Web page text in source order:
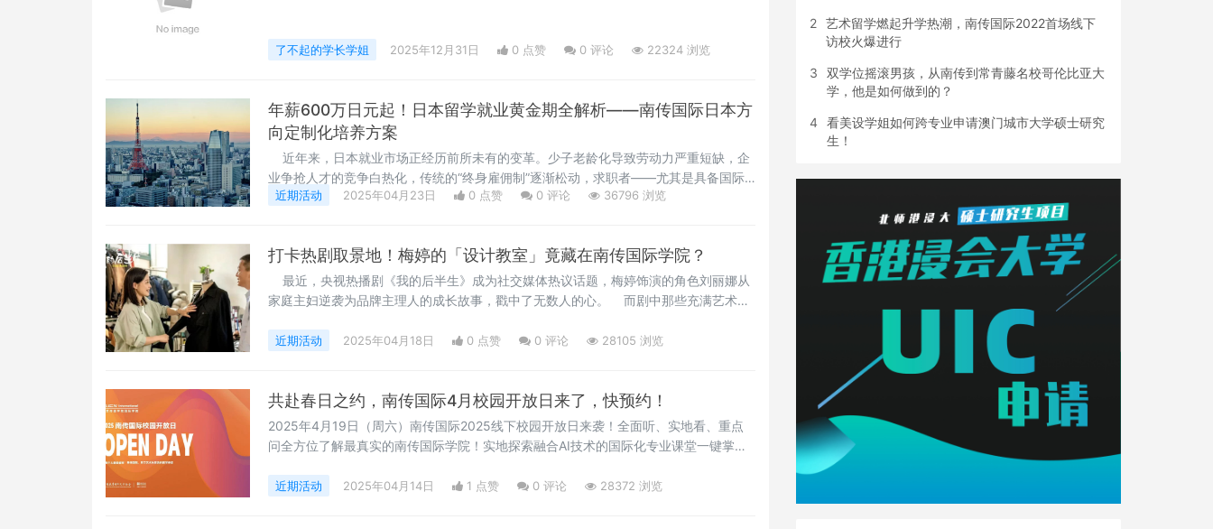
了不起的学长学姐 2025年12月31日 0 点赞 0 评论 22324 浏览
年薪600万日元起！日本留学就业黄金期全解析——南传国际日本方
向定制化培养方案
近年来，日本就业市场正经历前所未有的变革。少子老龄化导致劳动力严重短缺，企
业争抢人才的竞争白热化，传统的“终身雇佣制”逐渐松动，求职者——尤其是具备国际
化背景和专业技能的留学生——迎来了“反选时代”。在这样的背景下，如何高效规划职
近期活动 2025年04月23日 0 点赞 0 评论 36796 浏览
打卡热剧取景地！梅婷的「设计教室」竟藏在南传国际学院？
最近，央视热播剧《我的后半生》成为社交媒体热议话题，梅婷饰演的角色刘丽娜从
家庭主妇逆袭为品牌主理人的成长故事，戳中了无数人的心。 而剧中那些充满艺术氛
起打卡同款取景地，揭秘主角“逆袭课堂”背后的故事！打卡热剧同款！南传国际的设计
近期活动 2025年04月18日 0 点赞 0 评论 28105 浏览
共赴春日之约，南传国际4月校园开放日来了，快预约！
2025年4月19日（周六）南传国际2025线下校园开放日来袭！全面听、实地看、重点
问全方位了解最真实的南传国际学院！实地探索融合AI技术的国际化专业课堂一键掌握
划服务4月19日，来到南传国际开启一场与众不同的筑梦旅程01. 活动日程日期：4月19
近期活动 2025年04月14日 1 点赞 0 评论 28372 浏览
2 艺术留学燃起升学热潮，南传国际2022首场线下
访校火爆进行
3
双学位摇滚男孩，从南传到常青藤名校哥伦比亚大
学，他是如何做到的？
4 看美设学姐如何跨专业申请澳门城市大学硕士研究
生！